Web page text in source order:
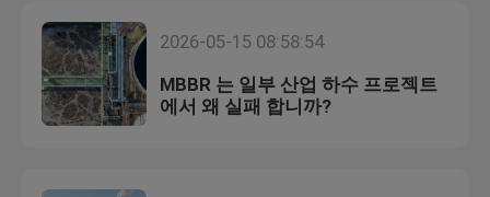
라멜라 미디어
바이오 블록 필터 매체
2026-05-15 08:58:54
MBBR 는 일부 산업 하수 프로젝트
에서 왜 실패 합니까?